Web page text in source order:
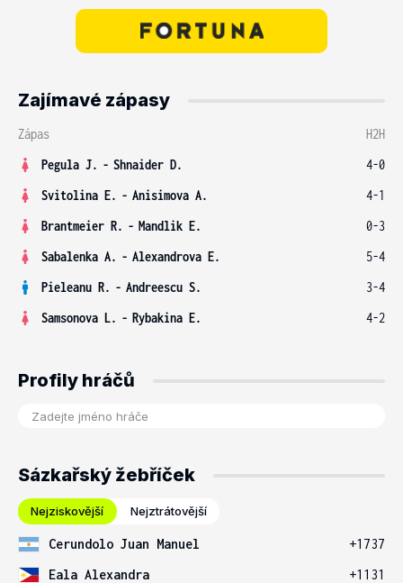
Zajímavé zápasy
Zápas
H2H
Pegula J. - Shnaider D.
4-0
Svitolina E. - Anisimova A.
4-1
Brantmeier R. - Mandlik E.
0-3
Sabalenka A. - Alexandrova E.
5-4
Pieleanu R. - Andreescu S.
3-4
Samsonova L. - Rybakina E. 4-2
Profily hráčů
Sázkařský žebříček
Nejziskovější Nejztrátovější
Cerundolo Juan Manuel
+1737
Eala Alexandra
+1131